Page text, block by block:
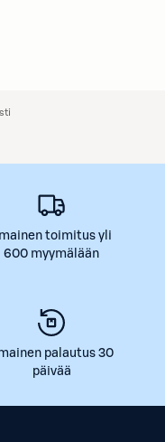
toimitus yli
600 myymälään
palautus 30
päivää